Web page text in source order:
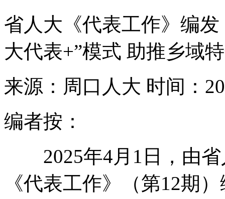
省人大《代表工作》编
大代表+”模式 助推乡域
来源：周口人大 时间：
编者按：
2025年4月1日
， 由
《代表工作》（第12期